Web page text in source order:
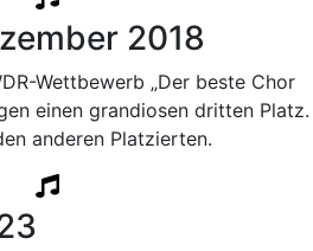
2018
Wettbewerb „Der beste Chor
einen grandiosen dritten Platz.
anderen Platzierten.